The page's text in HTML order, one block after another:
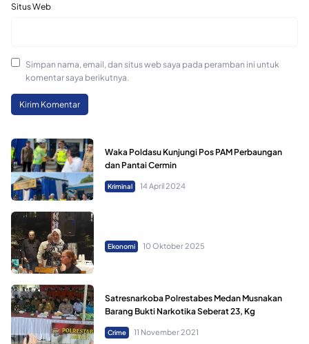
Situs Web
Simpan nama, email, dan situs web saya pada peramban ini untuk
komentar saya berikutnya.
Waka Poldasu Kunjungi Pos PAM Perbaungan
dan Pantai Cermin
Kriminal 14 April 2024
Ekonomi 10 Oktober 2025
Satresnarkoba Polrestabes Medan Musnakan
Barang Bukti Narkotika Seberat 23, Kg
Crime 11 November 2021